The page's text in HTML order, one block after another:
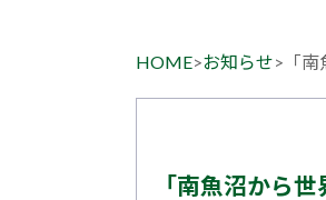
HOME>お知らせ> 「
「南魚沼から